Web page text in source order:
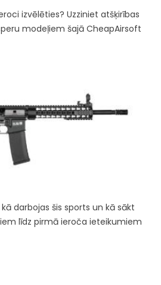
izvēlēties? Uzziniet atšķirības
modeļiem šajā CheapAirsoft
darbojas šis sports un kā sākt
līdz pirmā ieroča ieteikumiem